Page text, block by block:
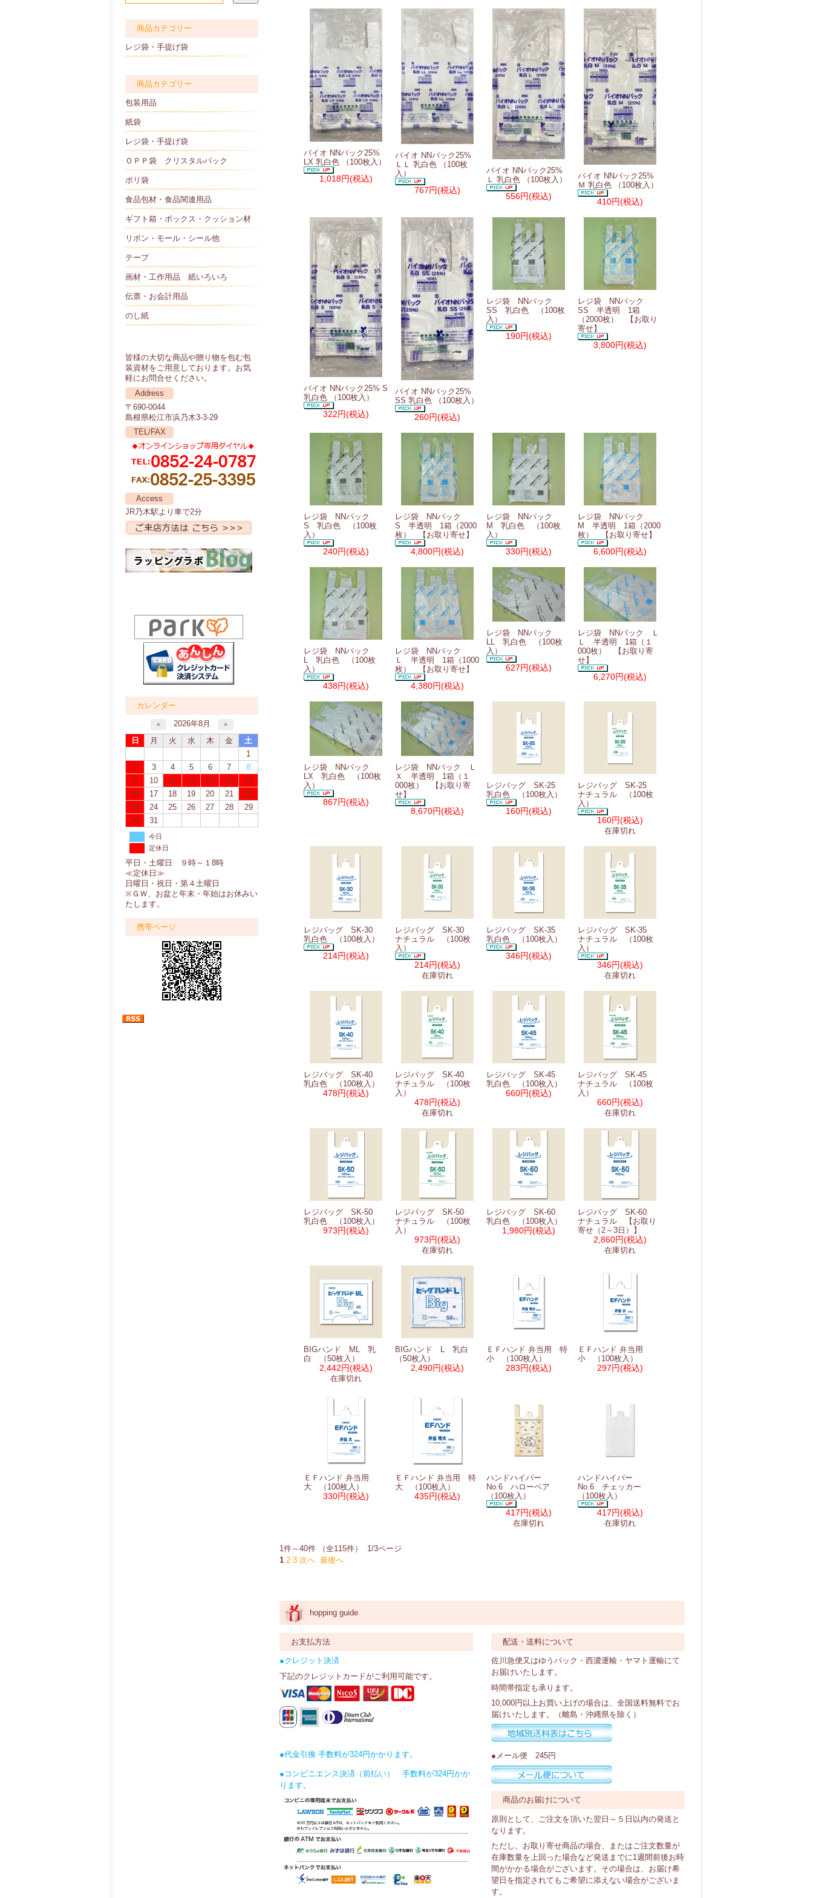
商品カテゴリー
レジ袋・手提げ袋
商品カテゴリー
包装用品
紙袋
レジ袋・手提げ袋
ＯＰＰ袋 クリスタルパック
ポリ袋
食品包材・食品関連用品
ギフト箱・ボックス・クッション材
リボン・モール・シール他
テープ
画材・工作用品 紙いろいろ
伝票・お会計用品
のし紙
皆様の大切な商品や贈り物を包む包
装資材をご用意しております。お気
軽にお問合せください。
Address
〒690-0044
島根県松江市浜乃木3-3-29
TEL/FAX
Access
JR乃木駅より車で2分
カレンダー
＜ 2026年8月 ＞
日 月 火 水 木 金
土
1
2
3 4 5 6 7
8
9
10 11 12 13 14
15
16
17 18 19 20 21
22
23
24 25 26 27 28
29
30
31
今日
定休日
平日・土曜日 ９時～１8時
≪定休日≫
日曜日・祝日・第４土曜日
※ＧＷ、お盆と年末・年始はお休みい
たします。
携帯ページ
バイオ NNパック25%
LX 乳白色 （100枚入）
1,018円(税込)
バイオ NNパック25%
ＬＬ 乳白色 （100枚
入）
767円(税込)
バイオ NNパック25%
Ｌ 乳白色 （100枚入）
556円(税込)
バイオ NNパック25%
Ｍ 乳白色 （100枚入）
410円(税込)
バイオ NNパック25% S
乳白色 （100枚入）
322円(税込)
バイオ NNパック25%
SS 乳白色 （100枚入）
260円(税込)
レジ袋 NNパック
SS 乳白色 （100枚
入）
190円(税込)
レジ袋 NNパック
SS 半透明 1箱
（2000枚） 【お取り
寄せ】
3,800円(税込)
レジ袋 NNパック
S 乳白色 （100枚
入）
240円(税込)
レジ袋 NNパック
S 半透明 1箱（2000
枚） 【お取り寄せ】
4,800円(税込)
レジ袋 NNパック
M 乳白色 （100枚
入）
330円(税込)
レジ袋 NNパック
M 半透明 1箱（2000
枚） 【お取り寄せ】
6,600円(税込)
レジ袋 NNパック
L 乳白色 （100枚
入）
438円(税込)
レジ袋 NNパック
Ｌ 半透明 1箱（1000
枚） 【お取り寄せ】
4,380円(税込)
レジ袋 NNパック
LL 乳白色 （100枚
入）
627円(税込)
レジ袋 NNパック Ｌ
Ｌ 半透明 1箱（１
000枚） 【お取り寄
せ】
6,270円(税込)
レジ袋 NNパック
LX 乳白色 （100枚
入）
867円(税込)
レジ袋 NNパック Ｌ
Ｘ 半透明 1箱（１
000枚） 【お取り寄
せ】
8,670円(税込)
レジバッグ SK-25
乳白色 （100枚入）
160円(税込)
レジバッグ SK-25
ナチュラル （100枚
入）
160円(税込)
在庫切れ
レジバッグ SK-30
乳白色 （100枚入）
214円(税込)
レジバッグ SK-30
ナチュラル （100枚
入）
214円(税込)
在庫切れ
レジバッグ SK-35
乳白色 （100枚入）
346円(税込)
レジバッグ SK-35
ナチュラル （100枚
入）
346円(税込)
在庫切れ
レジバッグ SK-40
乳白色 （100枚入）
478円(税込)
レジバッグ SK-40
ナチュラル （100枚
入）
478円(税込)
在庫切れ
レジバッグ SK-45
乳白色 （100枚入）
660円(税込)
レジバッグ SK-45
ナチュラル （100枚
入）
660円(税込)
在庫切れ
レジバッグ SK-50
乳白色 （100枚入）
973円(税込)
レジバッグ SK-50
ナチュラル （100枚
入）
973円(税込)
在庫切れ
レジバッグ SK-60
乳白色 （100枚入）
1,980円(税込)
レジバッグ SK-60
ナチュラル 【お取り
寄せ（2～3日）】
2,860円(税込)
在庫切れ
BIGハンド ML 乳
白 （50枚入）
2,442円(税込)
在庫切れ
BIGハンド L 乳白
（50枚入）
2,490円(税込)
ＥＦハンド 弁当用 特
小 （100枚入）
283円(税込)
ＥＦハンド 弁当用
小 （100枚入）
297円(税込)
ＥＦハンド 弁当用
大 （100枚入）
330円(税込)
ＥＦハンド 弁当用 特
大 （100枚入）
435円(税込)
ハンドハイパー
No.6 ハローベア
（100枚入）
417円(税込)
在庫切れ
ハンドハイパー
No.6 チェッカー
（100枚入）
417円(税込)
在庫切れ
1件～40件 （全115件） 1/3ページ
1 2 3 次へ 最後へ
hopping guide
お支払方法
●クレジット決済
下記のクレジットカードがご利用可能です。
●代金引換 手数料が324円かかります。
●コンビニエンス決済（前払い） 手数料が324円かか
ります。
配送・送料について
佐川急便又はゆうパック・西濃運輸・ヤマト運輸にて
お届けいたします。
時間帯指定も承ります。
10,000円以上お買い上げの場合は、全国送料無料でお
届けいたします。（離島・沖縄県を除く）
●メール便 245円
商品のお届けについて
原則として、ご注文を頂いた翌日～５日以内の発送と
なります。
ただし、お取り寄せ商品の場合、またはご注文数量が
在庫数量を上回った場合など発送までに1週間前後お時
間がかかる場合がございます。その場合は、お届け希
望日を指定されてもご希望に添えない場合がございま
す。